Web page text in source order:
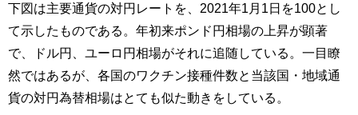
下図は主要通貨の対円レートを、2021年1月1日を100とし
て示したものである。年初来ポンド円相場の上昇が顕著
で、ドル円、ユーロ円相場がそれに追随している。一目瞭
然ではあるが、各国のワクチン接種件数と当該国・地域通
貨の対円為替相場はとても似た動きをしている。